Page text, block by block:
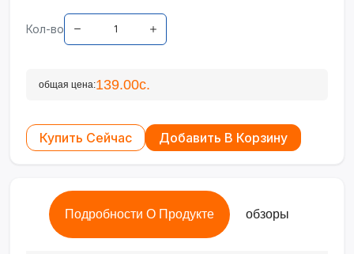
Кол-во
общая цена:139.00с.
Купить Сейчас Добавить В Корзину
Подробности О Продукте обзоры